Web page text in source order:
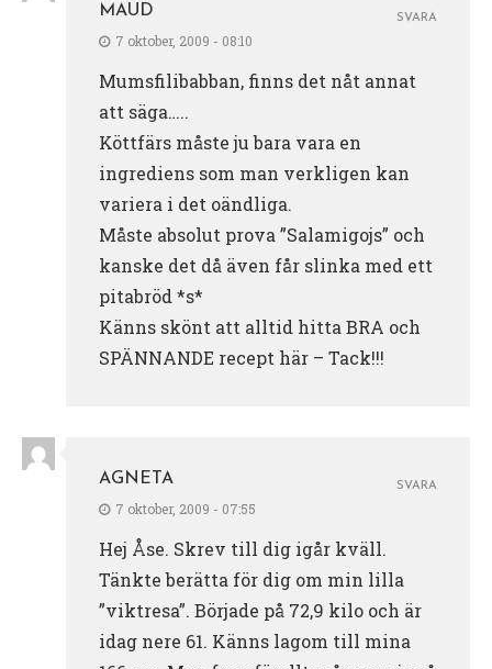
MAUD
7 oktober, 2009 - 08:10
Mumsfilibabban, finns det nåt annat
att säga…..
Köttfärs måste ju bara vara en
ingrediens som man verkligen kan
variera i det oändliga.
Måste absolut prova ”Salamigojs” och
kanske det då även får slinka med ett
pitabröd *s*
Känns skönt att alltid hitta BRA och
SPÄNNANDE recept här – Tack!!!
SVARA
AGNETA
7 oktober, 2009 - 07:55
Hej Åse. Skrev till dig igår kväll.
Tänkte berätta för dig om min lilla
”viktresa”. Började på 72,9 kilo och är
idag nere 61. Känns lagom till mina
SVARA